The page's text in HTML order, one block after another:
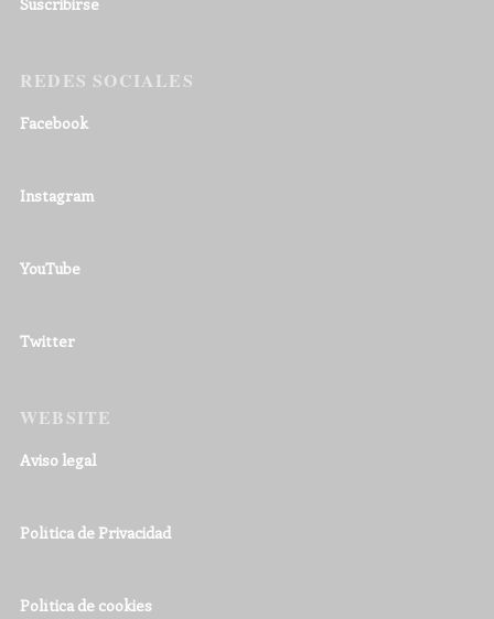
Suscribirse
REDES SOCIALES
Facebook
Instagram
YouTube
Twitter
WEBSITE
Aviso legal
Política de Privacidad
Política de cookies